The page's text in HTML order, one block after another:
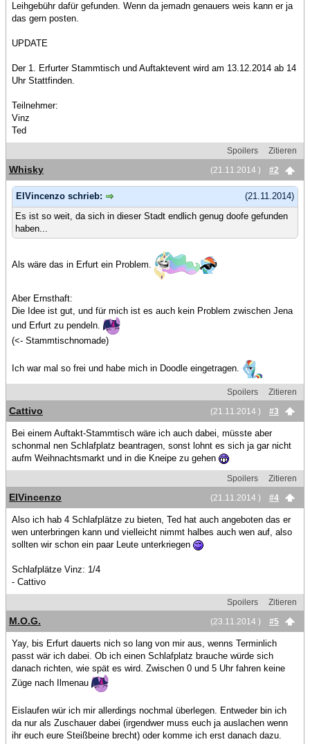
Leihgebühr dafür gefunden. Wenn da jemadn genauers weis kann er ja
das gern posten.
UPDATE
Der 1. Erfurter Stammtisch und Auftaktevent wird am 13.12.2014 ab 14
Uhr Stattfinden.
Teilnehmer:
Vinz
Ted
Spoilers
Zitieren
(21.11.2014 )
#2
Whisky
(21.11.2014)
ElVincenzo schrieb:
Es ist so weit, da sich in dieser Stadt endlich genug doofe gefunden
haben...
Als wäre das in Erfurt ein Problem.
Aber Ernsthaft:
Die Idee ist gut, und für mich ist es auch kein Problem zwischen Jena
und Erfurt zu pendeln.
(<- Stammtischnomade)
Ich war mal so frei und habe mich in Doodle eingetragen.
Spoilers
Zitieren
(21.11.2014 )
#3
Cattivo
Bei einem Auftakt-Stammtisch wäre ich auch dabei, müsste aber
schonmal nen Schlafplatz beantragen, sonst lohnt es sich ja gar nicht
aufm Weihnachtsmarkt und in die Kneipe zu gehen
Spoilers
Zitieren
(21.11.2014 )
#4
ElVincenzo
Also ich hab 4 Schlafplätze zu bieten, Ted hat auch angeboten das er
wen unterbringen kann und vielleicht nimmt halbes auch wen auf, also
sollten wir schon ein paar Leute unterkriegen
Schlafplätze Vinz: 1/4
- Cattivo
Spoilers
Zitieren
(23.11.2014 )
#5
M.O.G.
Yay, bis Erfurt dauerts nich so lang von mir aus, wenns Terminlich
passt wär ich dabei. Ob ich einen Schlafplatz brauche würde sich
danach richten, wie spät es wird. Zwischen 0 und 5 Uhr fahren keine
Züge nach Ilmenau
Eislaufen wür ich mir allerdings nochmal überlegen. Entweder bin ich
da nur als Zuschauer dabei (irgendwer muss euch ja auslachen wenn
ihr euch eure Steißbeine brecht) oder komme ich erst danach dazu.